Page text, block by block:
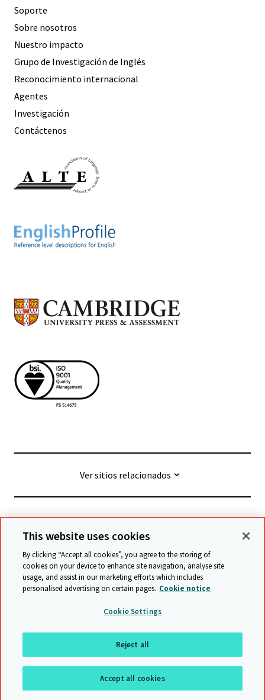
Soporte
Sobre nosotros
Nuestro impacto
Grupo de Investigación de Inglés
Reconocimiento internacional
Agentes
Investigación
Contáctenos
Ver sitios relacionados
© Cambridge University Press & Assessment
Términos y condiciones
Protección de datos
Declaración de accesibilidad
Declaración sobre la esclavitud moderna
Política de protección y salvaguarda
Mapa del sitio
Regresar a arriba
This website uses cookies
By clicking “Accept all cookies”, you agree to the storing of
cookies on your device to enhance site navigation, analyse site
usage, and assist in our marketing efforts which includes
personalised advertising on certain pages. Cookie notice
Cookie Settings
Reject all
Accept all cookies